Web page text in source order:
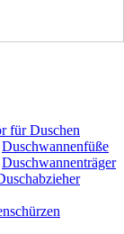
für Duschen
Duschwannenfüße
Duschwannenträger